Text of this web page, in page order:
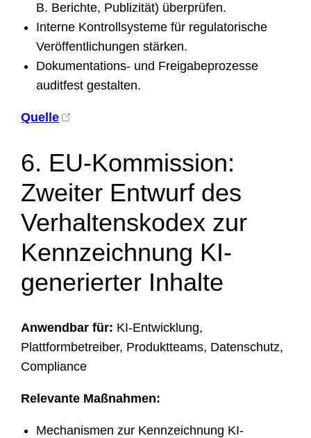
B. Berichte, Publizität) überprüfen.
Interne Kontrollsysteme für regulatorische
Veröffentlichungen stärken.
Dokumentations- und Freigabeprozesse
auditfest gestalten.
Quelle
6. EU-Kommission:
Zweiter Entwurf des
Verhaltenskodex zur
Kennzeichnung KI-
generierter Inhalte
Anwendbar für: KI-Entwicklung,
Plattformbetreiber, Produktteams, Datenschutz,
Compliance
Relevante Maßnahmen:
Mechanismen zur Kennzeichnung KI-